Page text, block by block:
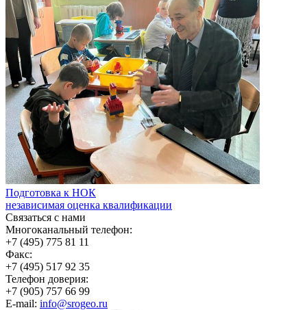
Подготовка к НОК
независимая оценка квалификации
Связаться с нами
Многоканальный телефон:
+7 (495) 775 81 11
Факс:
+7 (495) 517 92 35
Телефон доверия:
+7 (905) 757 66 99
E-mail: info@srogeo.ru